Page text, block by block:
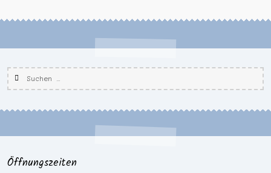
Suchen
nach:
Öffnungszeiten